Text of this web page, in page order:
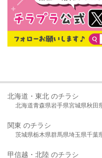
北海道・東北 のチラシ
北海道青森県岩手県宮城県秋田
関東 のチラシ
茨城県栃木県群馬県埼玉県千葉
甲信越・北陸 のチラシ